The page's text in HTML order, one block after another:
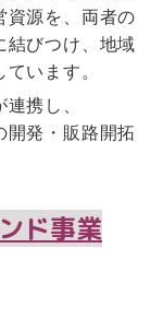
資源を、両者の
結びつけ、地域
います。
携し、
開発・販路開拓
ド事業